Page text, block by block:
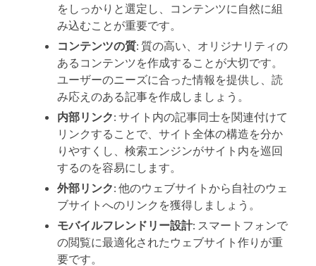
をしっかりと選定し、コンテンツに自然に組
み込むことが重要です。
コンテンツの質: 質の高い、オリジナリティの
あるコンテンツを作成することが大切です。
ユーザーのニーズに合った情報を提供し、読
み応えのある記事を作成しましょう。
内部リンク: サイト内の記事同士を関連付けて
リンクすることで、サイト全体の構造を分か
りやすくし、検索エンジンがサイト内を巡回
するのを容易にします。
外部リンク: 他のウェブサイトから自社のウェ
ブサイトへのリンクを獲得しましょう。
モバイルフレンドリー設計: スマートフォンで
の閲覧に最適化されたウェブサイト作りが重
要です。